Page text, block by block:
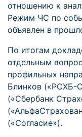
отношению к
Режим ЧС по
объявлен в
По итогам
отдельным
профильных
Блинков («РСХБ-
(«Сбербанк
(«Согласие»).